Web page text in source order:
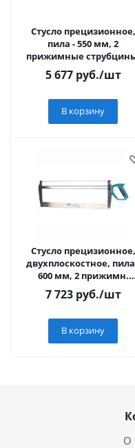
Стусло прецизионное,
пила - 550 мм, 2
прижимные
ограничительный упор//
GROSS
5 677руб./шт
В корзину
Стусло прецизионное,
двухплоскостное,
600 мм, 2 прижимн.
струбцины, огранич.
упор// Gross
7 723руб./шт
В корзину
О